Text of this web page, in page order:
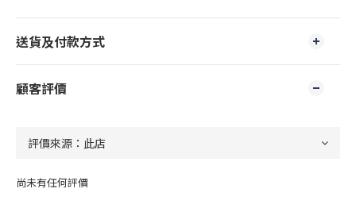
送貨及付款方式
顧客評價
尚未有任何評價